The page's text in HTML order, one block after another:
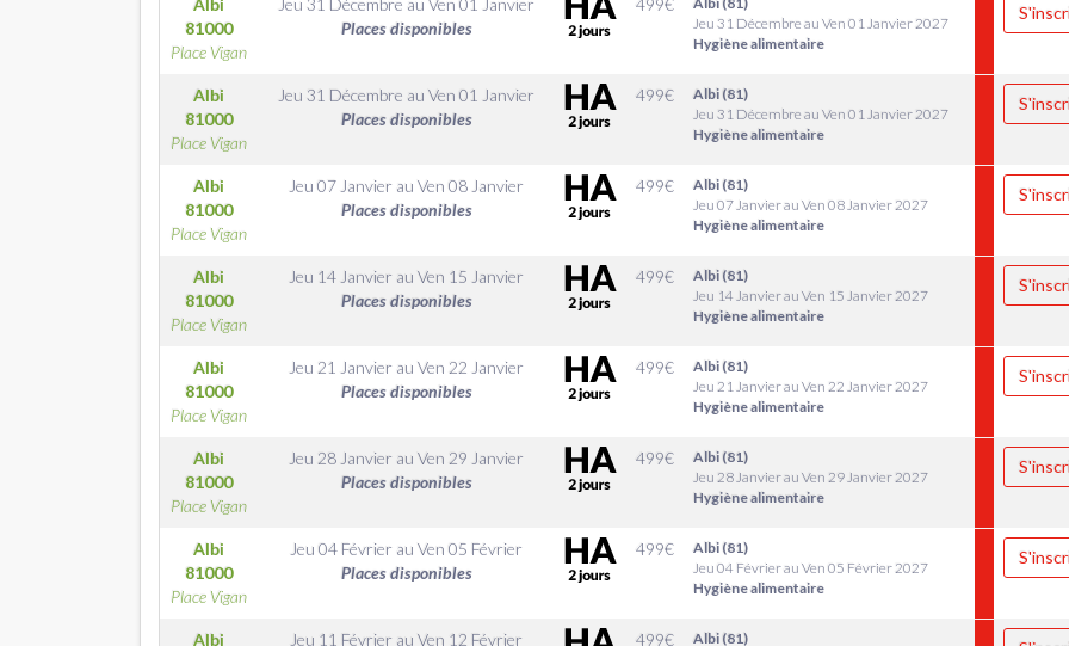
Albi
81000
Place Vigan
Jeu 31 Décembre auVen 01 Janvier
Places disponibles
499€
Jeu 31 Décembre au Ven 01 Janvier 2027
Hygiène alimentaire
Albi
81000
Place Vigan
Jeu 31 Décembre auVen 01 Janvier
Places disponibles
499€
Albi (81)
Jeu 31 Décembre au Ven 01 Janvier 2027
Hygiène alimentaire
Albi
81000
Place Vigan
Jeu 07 Janvier auVen 08 Janvier
Places disponibles
499€
Albi (81)
Jeu 07 Janvier au Ven 08 Janvier 2027
Hygiène alimentaire
Albi
81000
Place Vigan
Jeu 14 Janvier auVen 15 Janvier
Places disponibles
499€
Albi (81)
Jeu 14 Janvier au Ven 15 Janvier 2027
Hygiène alimentaire
Albi
81000
Place Vigan
Jeu 21 Janvier auVen 22 Janvier
Places disponibles
499€
Albi (81)
Jeu 21 Janvier au Ven 22 Janvier 2027
Hygiène alimentaire
Albi
81000
Place Vigan
Jeu 28 Janvier auVen 29 Janvier
Places disponibles
499€
Albi (81)
Jeu 28 Janvier au Ven 29 Janvier 2027
Hygiène alimentaire
Albi
81000
Place Vigan
Jeu 04 Février auVen 05 Février
Places disponibles
499€
Albi (81)
Jeu 04 Février au Ven 05 Février 2027
Hygiène alimentaire
Albi
Jeu 11 Février auVen 12 Février
499€
Albi (81)